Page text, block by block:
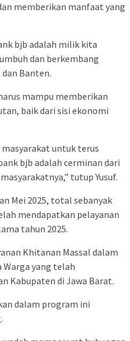
memberikan manfaat yang
bjb adalah milik kita
dan berkembang
Banten.
mampu memberikan
baik dari sisi ekonomi
untuk terus
bjb adalah cerminan dari
tutup Yusuf.
Mei 2025, total sebanyak
mendapatkan pelayanan
tahun 2025.
Khitanan Massal dalam
Warga yang telah
Kabupaten di Jawa Barat.
dalam program ini